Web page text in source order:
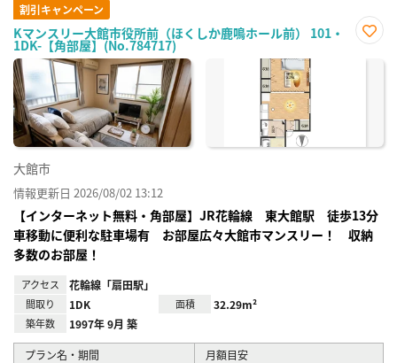
割引キャンペーン
Kマンスリー大館市役所前（ほくしか鹿鳴ホール前） 101・
1DK-【角部屋】(No.784717)
に入
大館市
情報更新日 2026/08/02 13:12
【インターネット無料・角部屋】JR花輪線 東大館駅 徒歩13分
車移動に便利な駐車場有 お部屋広々大館市マンスリー！ 収納
多数のお部屋！
アクセス 花輪線「扇田駅」
間取り 1DK 面積 32.29m²
築年数 1997年 9月 築
プラン名・期間 月額目安